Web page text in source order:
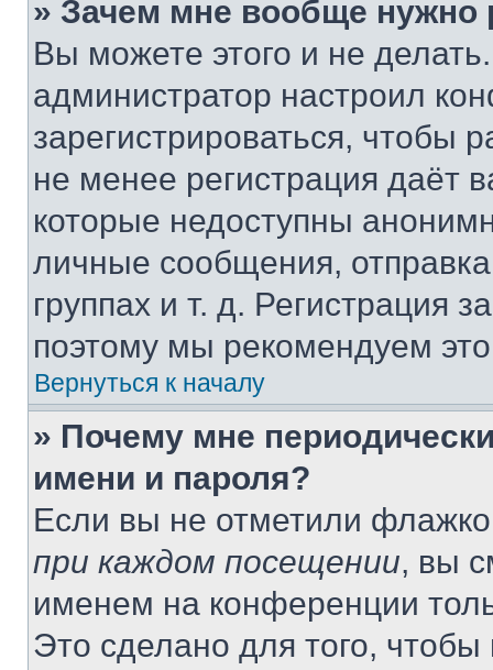
» Зачем мне вообще нужно
Вы можете этого и не
администратор настроил
зарегистрироваться, чтобы
не менее регистрация даёт
которые недоступны
личные сообщения,
группах и т. д. Регистрация
поэтому мы рекомендуем
Вернуться к началу
» Почему мне
имени и пароля?
Если вы не отметили
при каждом посещении, вы
именем на конференции
Это сделано для того, чтобы